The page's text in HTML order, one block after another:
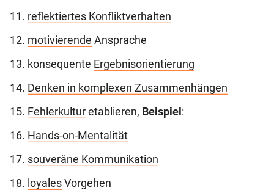
reflektiertes Konfliktverhalten
motivierende Ansprache
konsequente Ergebnisorientierung
Denken in komplexen Zusammenhängen
Fehlerkultur etablieren, Beispiel :
Hands-on-Mentalität
souveräne Kommunikation
loyales Vorgehen